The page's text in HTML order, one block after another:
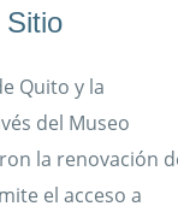
Sitio
Quito y la
del Museo
la renovación
el acceso a